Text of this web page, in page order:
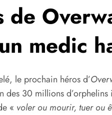
de
medic
le prochain héros d’
des 30 millions
« voler ou mourir, tuer ou